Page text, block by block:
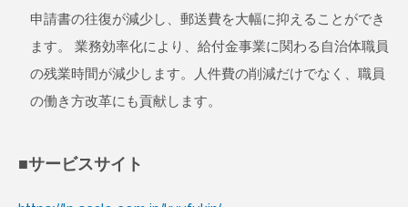
申請書の往復が減少し、郵送費を大幅に抑えることができ
ます。 業務効率化により、給付金事業に関わる自治体職員
の残業時間が減少します。人件費の削減だけでなく、職員
の働き方改革にも貢献します。
■サービスサイト